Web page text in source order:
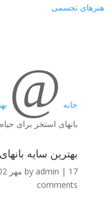
هنرهای تجسمی
خانه @
بانهای استخر برای
بهترین سایه
by admin | 17 مهر 1402
comments